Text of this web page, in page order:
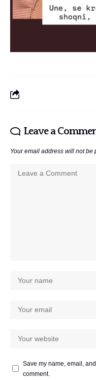
Leave a
Your email address will not be
Save my name, email,
comment.